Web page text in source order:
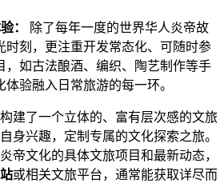
：
除了每年一度的世界华人炎帝故
时刻，更注重开发常态化、可随时参
，如古法酿酒、编织、陶艺制作等手
验融入日常旅游的每一环。
建了一个立体的、富有层次感的文旅
身兴趣，定制专属的文化探索之旅。
帝文化的具体文旅项目和最新动态，
或相关文旅平台，通常能获取详尽而